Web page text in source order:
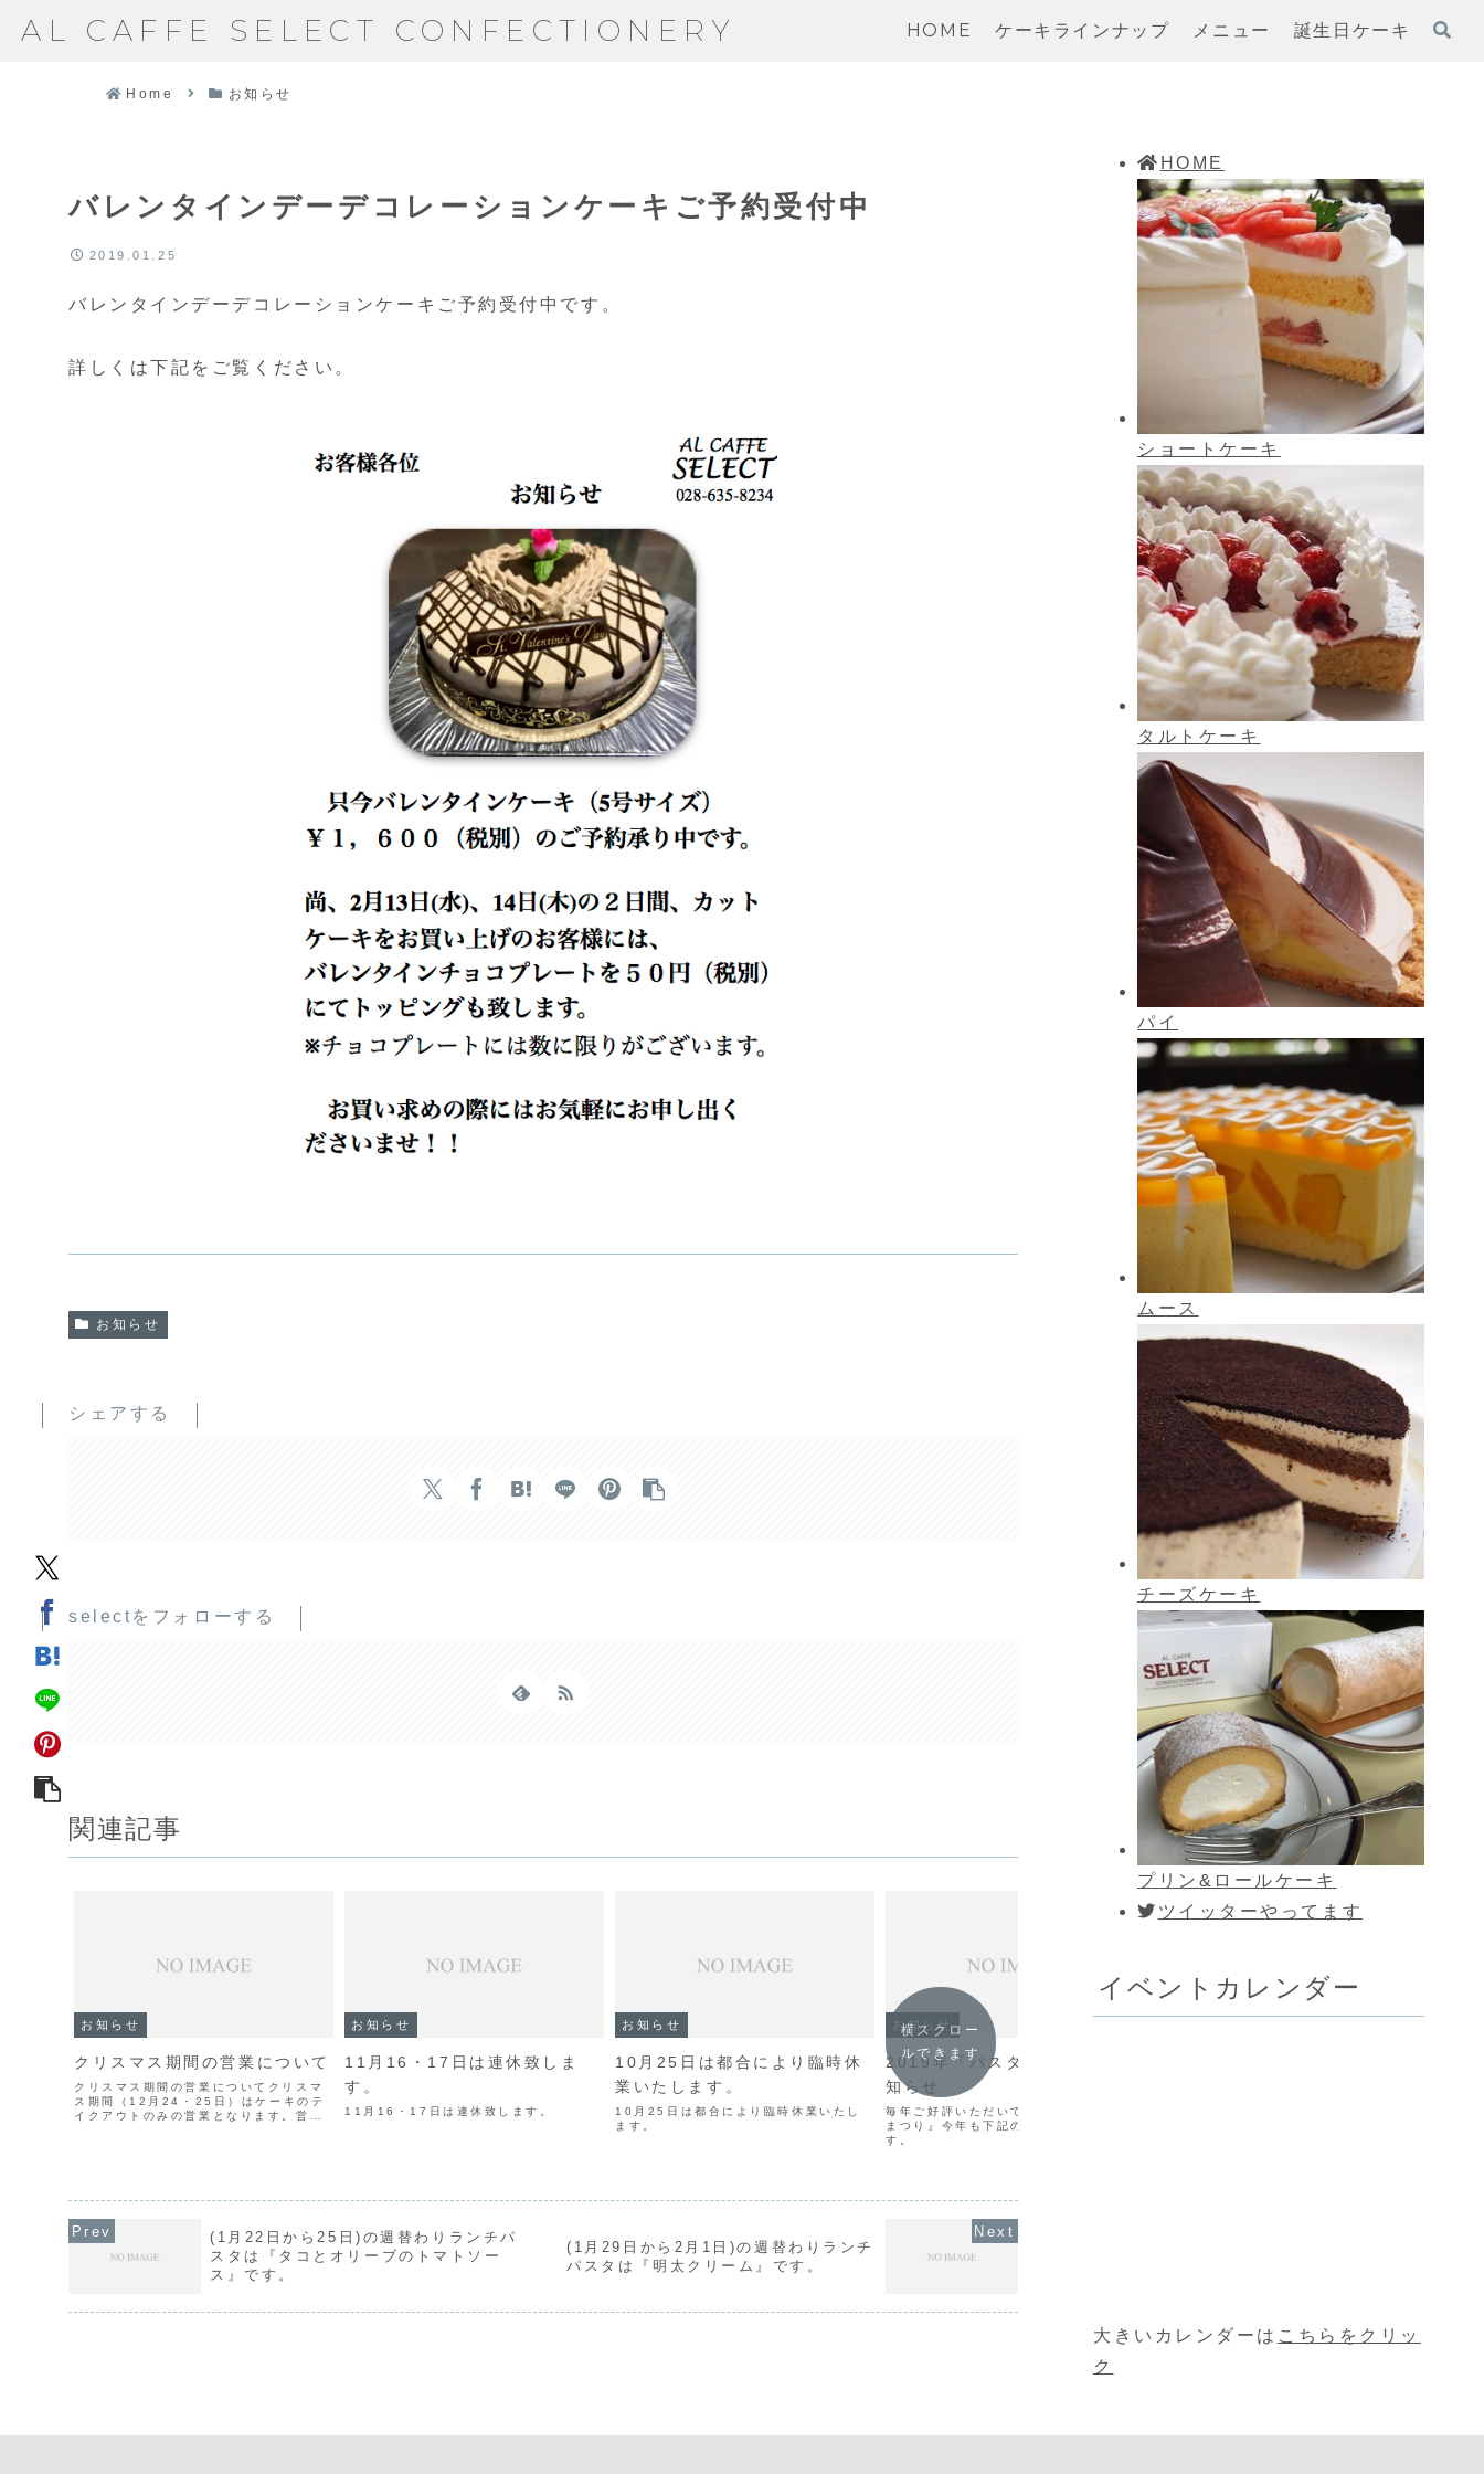
AL CAFFE SELECT CONFECTIONERY HOME ケーキラインナップ メニュー 誕生日ケーキ
Home お知らせ
バレンタインデーデコレーションケーキご予約受付中
2019.01.25
バレンタインデーデコレーションケーキご予約受付中です。
詳しくは下記をご覧ください。
お知らせ
シェアする
selectをフォローする
関連記事
お知らせ
クリスマス期間の営業について
クリスマス期間の営業についてクリスマ
ス期間（12月24・25日）はケーキのテ
イクアウトのみの営業となります。営業
お知らせ
11月16・17日は連休致しま
す。
11月16・17日は連休致します。
お知らせ
10月25日は都合により臨時休
業いたします。
10月25日は都合により臨時休業いたし
ます。
お知らせ
2019年『パスタまつり』のお
知らせ
毎年ご好評いただいております『パスタ
まつり』今年も下記の通り開催致しま
す。
横スクロー
ルできます
(1月22日から25日)の週替わりランチパ
スタは『タコとオリーブのトマトソー
ス』です。
(1月29日から2月1日)の週替わりランチ
パスタは『明太クリーム』です。
HOME
ショートケーキ
タルトケーキ
パイ
ムース
チーズケーキ
プリン&ロールケーキ
ツイッターやってます
イベントカレンダー
大きいカレンダーは こちらをクリッ
ク